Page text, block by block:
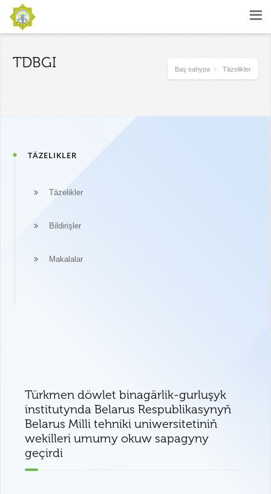
TDBGI Baş sahypa Täzelikler
TÄZELIKLER
Täzelikler
Bildirişler
Makalalar
Türkmen döwlet binagärlik-gurluşyk
institutynda Belarus Respublikasynyň
Belarus Milli tehniki uniwersitetiniň
wekilleri umumy okuw sapagyny
geçirdi